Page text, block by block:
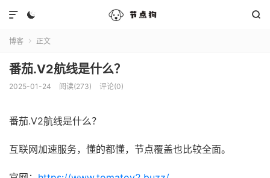
 

博客  正文
番茄.V2航线是什么？
2025-01-24 阅读(273) 评论(0)
番茄.V2航线是什么？
互联网加速服务，懂的都懂，节点覆盖也比较全面。